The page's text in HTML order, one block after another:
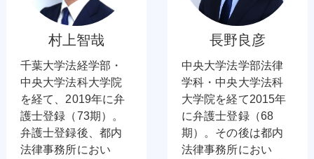
村上智哉
千葉大学法経学部・
中央大学法科大学院
を経て、2019年に弁
護士登録（73期）。
弁護士登録後、都内
法律事務所におい
長野良彦
中央大学法学部法律
学科・中央大学法科
大学院を経て2015年
に弁護士登録（68
期）。その後は都内
法律事務所におい